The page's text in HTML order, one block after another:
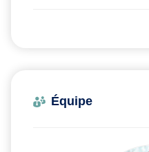
Équipe